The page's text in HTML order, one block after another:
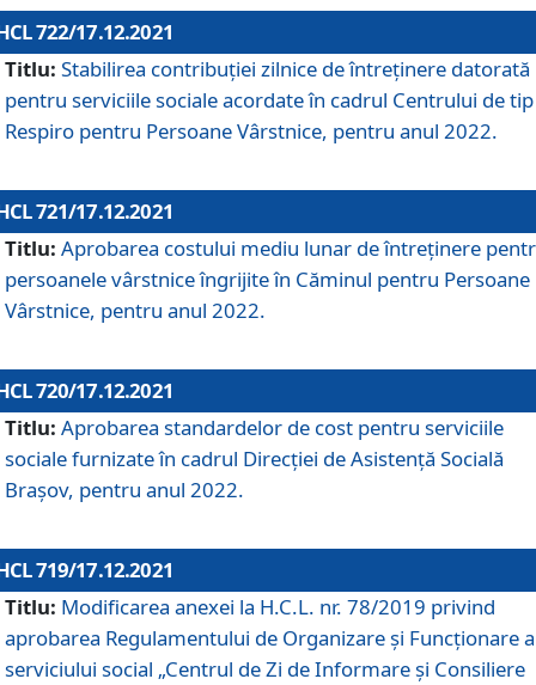
722/17.12.2021
Titlu: Stabilirea contribuţiei zilnice de întreținere datorată
pentru serviciile sociale acordate în cadrul Centrului de tip
Respiro pentru Persoane Vârstnice, pentru anul 2022.
721/17.12.2021
Titlu: Aprobarea costului mediu lunar de întreţinere
persoanele vârstnice îngrijite în Căminul pentru Persoane
Vârstnice, pentru anul 2022.
720/17.12.2021
Titlu: Aprobarea standardelor de cost pentru serviciile
sociale furnizate în cadrul Direcției de Asistență Socială
Brașov, pentru anul 2022.
719/17.12.2021
Titlu: Modificarea anexei la H.C.L. nr. 78/2019 privind
aprobarea Regulamentului de Organizare și Funcționare
serviciului social „Centrul de Zi de Informare şi Consiliere